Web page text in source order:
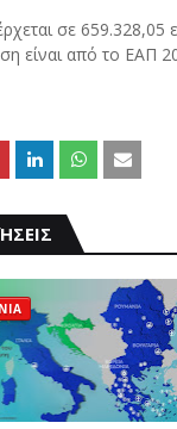
σε
είναι από το ΕΑΠ